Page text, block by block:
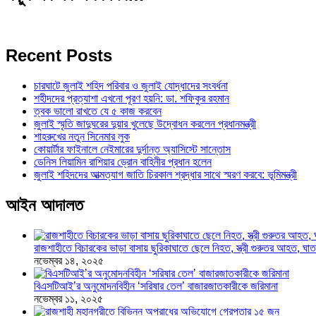
Recent Posts
চারঘাটে জুলাই শহিদ পরিবার ও জুলাই যোদ্ধাদের সংবর্ধনা
শহীদদের প্রত্যাশা এখনো পূরণ হয়নি: ডা. শফিকুর রহমান
ত্বক ভালো রাখতে যে ৫ কাজ করবেন
জুলাই স্মৃতি জাদুঘরের দুয়ার খুলেছে উদ্বোধন করলেন প্রধানমন্ত্রী
শাহরুখের নতুন সিনেমার লুক
কোয়ার্টার ফাইনালে নেইমারের দুর্দান্ত অ্যাসিস্টে সান্তোস
ডেনিস লিয়ামিন রাশিয়ার ড্রোন বাহিনীর প্রধান হলেন
জুলাই শহিদদের আত্মত্যাগ জাতি চিরকাল শ্রদ্ধার সাথে স্মরণ করবে: ভূমিমন্ত্রী
আইন আদালত
রাজশাহীতে বিচারকের ভাড়া বাসায় ছুরিকাঘাতে ছেলে নিহত, স্ত্রী গুরুতর আহত,
নভেম্বর ১৪, ২০২৫
বিএসটিআই’র অনুমোদনবিহীন ‘সরিষার তেল’ বাজারজাতকারীকে জরিমানা
নভেম্বর ১১, ২০২৫